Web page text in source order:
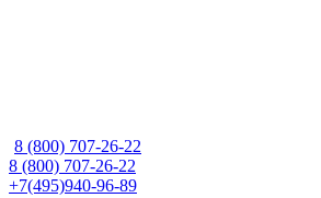
8 (800) 707-26-22
8 (800) 707-26-22
+7(495)940-96-89